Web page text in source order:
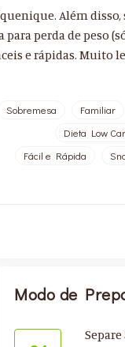
Além disso,
perda de peso
e rápidas. Muito
Sobremesa Familiar
Dieta Low
Fácil e Rápida
Modo de
Separe